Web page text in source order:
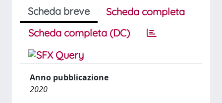
Scheda breve
Scheda completa
Scheda completa (DC)
Anno pubblicazione
2020